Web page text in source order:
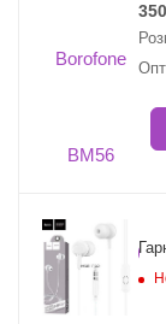
350
Опт